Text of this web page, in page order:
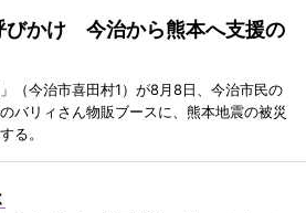
びかけ 今治から熊本へ支援の
（今治市喜田村1）が8月8日、今治市民の
バリィさん物販ブースに、熊本地震の被災
る。